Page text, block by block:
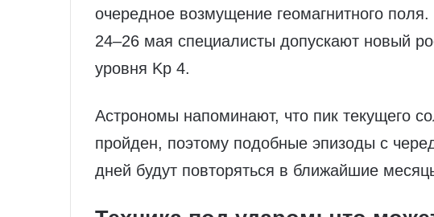
очередное возмущение геомагнитного
24–26 мая специалисты допускают новый
уровня Kp 4.
Астрономы напоминают, что пик текущего
пройден, поэтому подобные эпизоды с
дней будут повторяться в ближайшие